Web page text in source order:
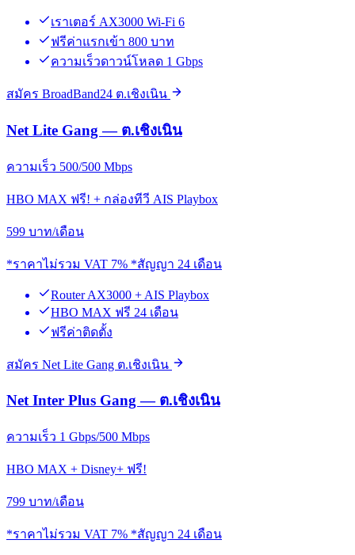
เราเตอร์ AX3000 Wi-Fi 6
ฟรีค่าแรกเข้า 800 บาท
ความเร็วดาวน์โหลด 1 Gbps
สมัคร BroadBand24 ต.เชิงเนิน
Net Lite Gang — ต.เชิงเนิน
ความเร็ว 500/500 Mbps
HBO MAX ฟรี! + กล่องทีวี AIS Playbox
599 บาท/เดือน
*ราคาไม่รวม VAT 7% *สัญญา 24 เดือน
Router AX3000 + AIS Playbox
HBO MAX ฟรี 24 เดือน
ฟรีค่าติดตั้ง
สมัคร Net Lite Gang ต.เชิงเนิน
Net Inter Plus Gang — ต.เชิงเนิน
ความเร็ว 1 Gbps/500 Mbps
HBO MAX + Disney+ ฟรี!
799 บาท/เดือน
*ราคาไม่รวม VAT 7% *สัญญา 24 เดือน